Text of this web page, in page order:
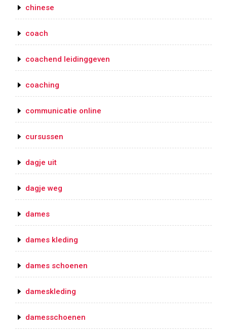
chinese
coach
coachend leidinggeven
coaching
communicatie online
cursussen
dagje uit
dagje weg
dames
dames kleding
dames schoenen
dameskleding
damesschoenen